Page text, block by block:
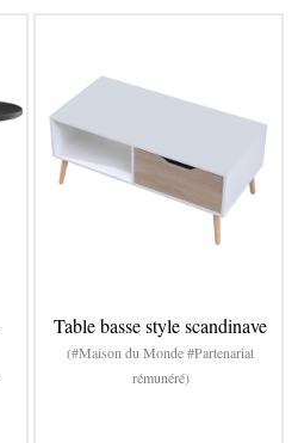
Table basse style scandinave
(#Maison du Monde #Partenariat
rémunéré)